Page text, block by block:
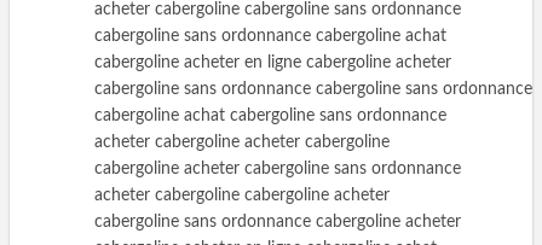
acheter cabergoline cabergoline sans ordonnance
cabergoline sans ordonnance cabergoline achat
cabergoline acheter en ligne cabergoline acheter
cabergoline sans ordonnance cabergoline sans ordonnance
cabergoline achat cabergoline sans ordonnance
acheter cabergoline acheter cabergoline
cabergoline acheter cabergoline sans ordonnance
acheter cabergoline cabergoline acheter
cabergoline sans ordonnance cabergoline acheter